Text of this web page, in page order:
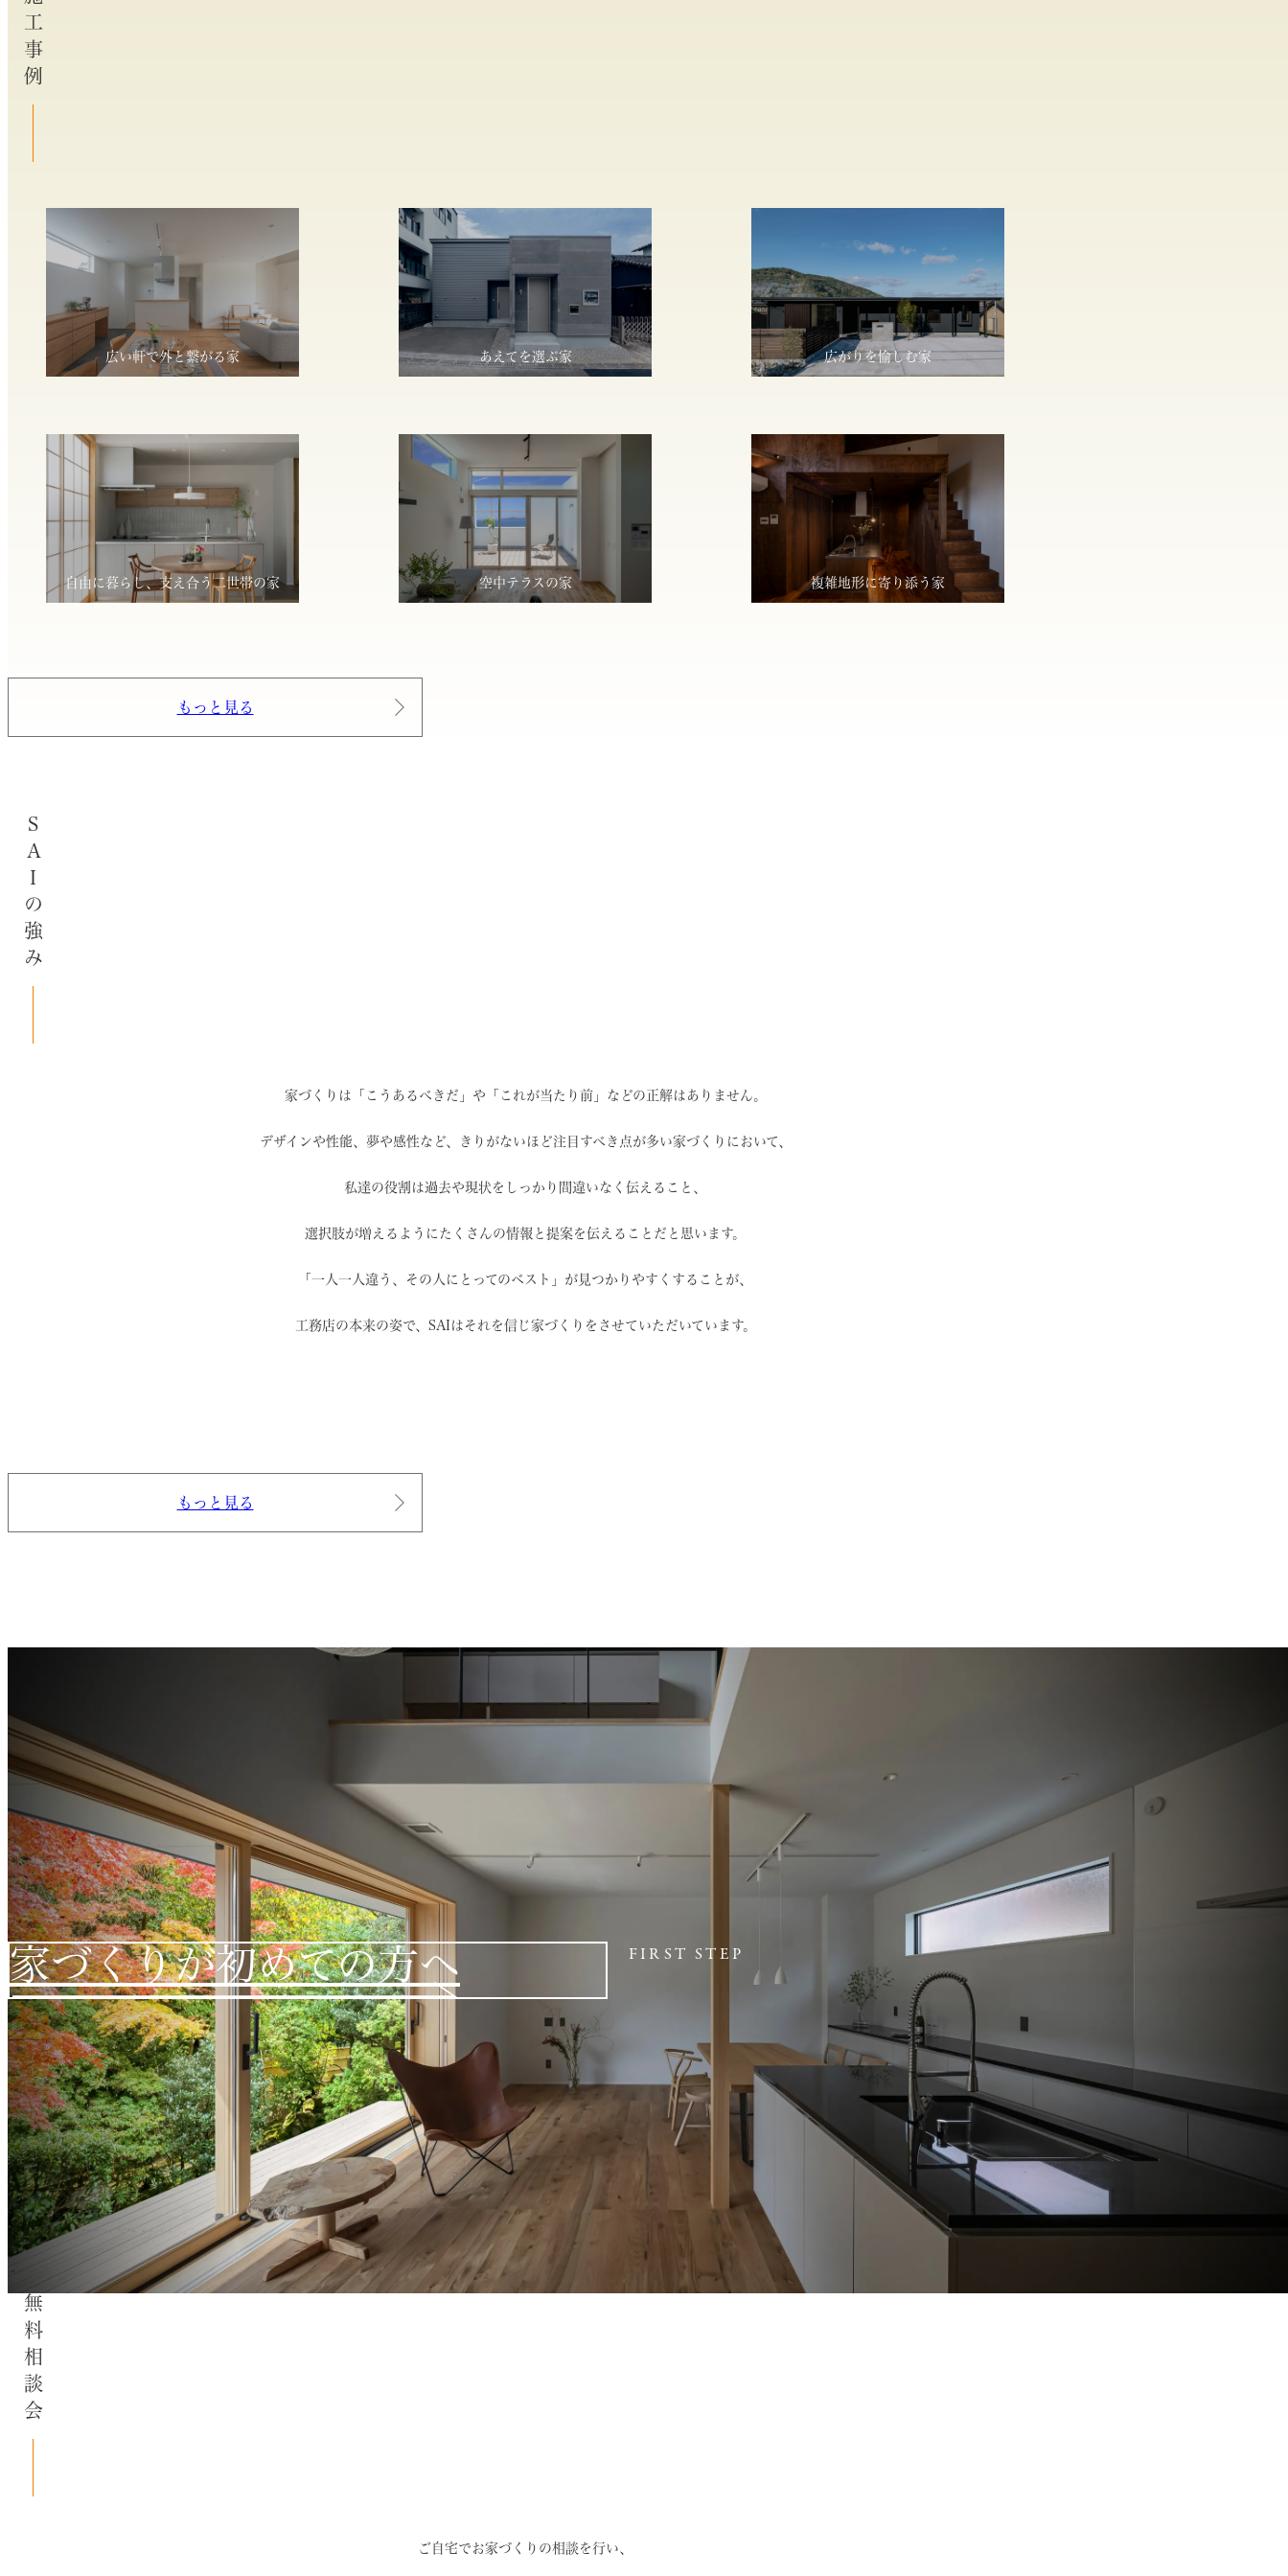
施工事例
広い軒で外と繋がる家 あえてを選ぶ家 広がりを愉しむ家
自由に暮らし、支え合う二世帯の家 空中テラスの家 複雑地形に寄り添う家
もっと見る
SAIの強み
家づくりは「こうあるべきだ」や 「これが当たり前」などの正解はありません。
デザインや性能、夢や感性など、 きりがないほど注目すべき点が多い家づくりにおいて、
私達の役割は過去や現状を しっかり間違いなく伝えること、
選択肢が増えるように たくさんの情報と提案を伝えることだと思います。
「一人一人違う、その人にとってのベスト」 が見つかりやすくすることが、
工務店の本来の姿で、 SAIはそれを信じ家づくりをさせていただいています。
もっと見る
家づくりが初めての方へ FIRST STEP
無料相談会
ご自宅でお家づくりの相談を行い、